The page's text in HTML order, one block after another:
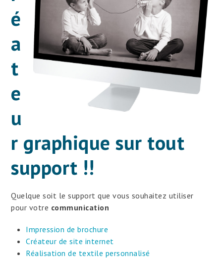
é
a
t
e
u
r graphique sur tout
support !!
Quelque soit le support que vous souhaitez utiliser
pour votre communication
Impression de brochure
Créateur de site internet
Réalisation de textile personnalisé